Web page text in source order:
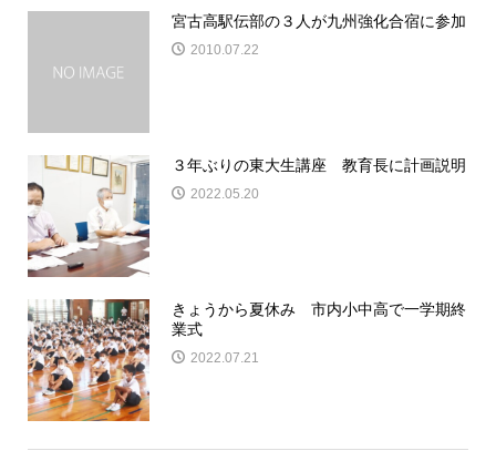
宮古高駅伝部の３人が九州強化合宿に参加
2010.07.22
３年ぶりの東大生講座 教育長に計画説明
2022.05.20
きょうから夏休み 市内小中高で一学期終
業式
2022.07.21